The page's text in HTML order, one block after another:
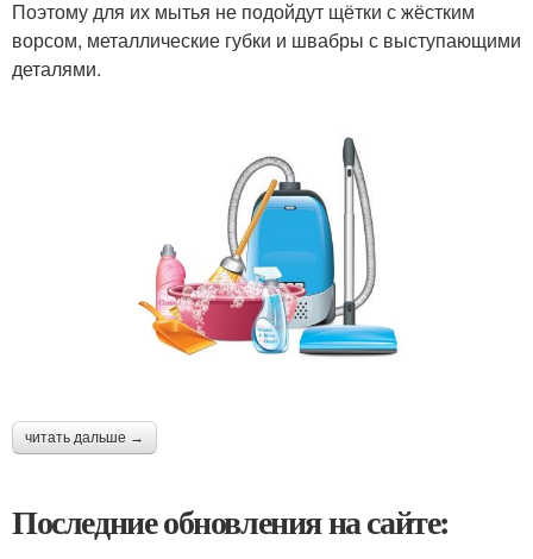
Поэтому для их мытья не подойдут щётки с жёстким
ворсом, металлические губки и швабры с выступающими
деталями.
читать дальше →
Последние обновления на сайте: